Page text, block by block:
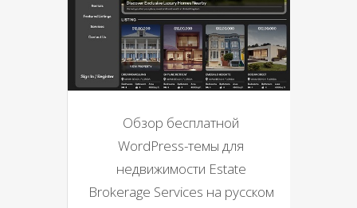
Обзор бесплатной
WordPress-темы для
недвижимости Estate
Brokerage Services на русском